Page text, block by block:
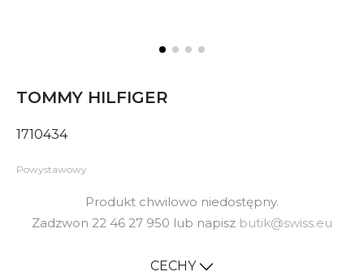
TOMMY HILFIGER
1710434
Powystawowy
Produkt chwilowo niedostępny.
Zadzwon 22 46 27 950 lub napisz butik@swiss.eu
CECHY